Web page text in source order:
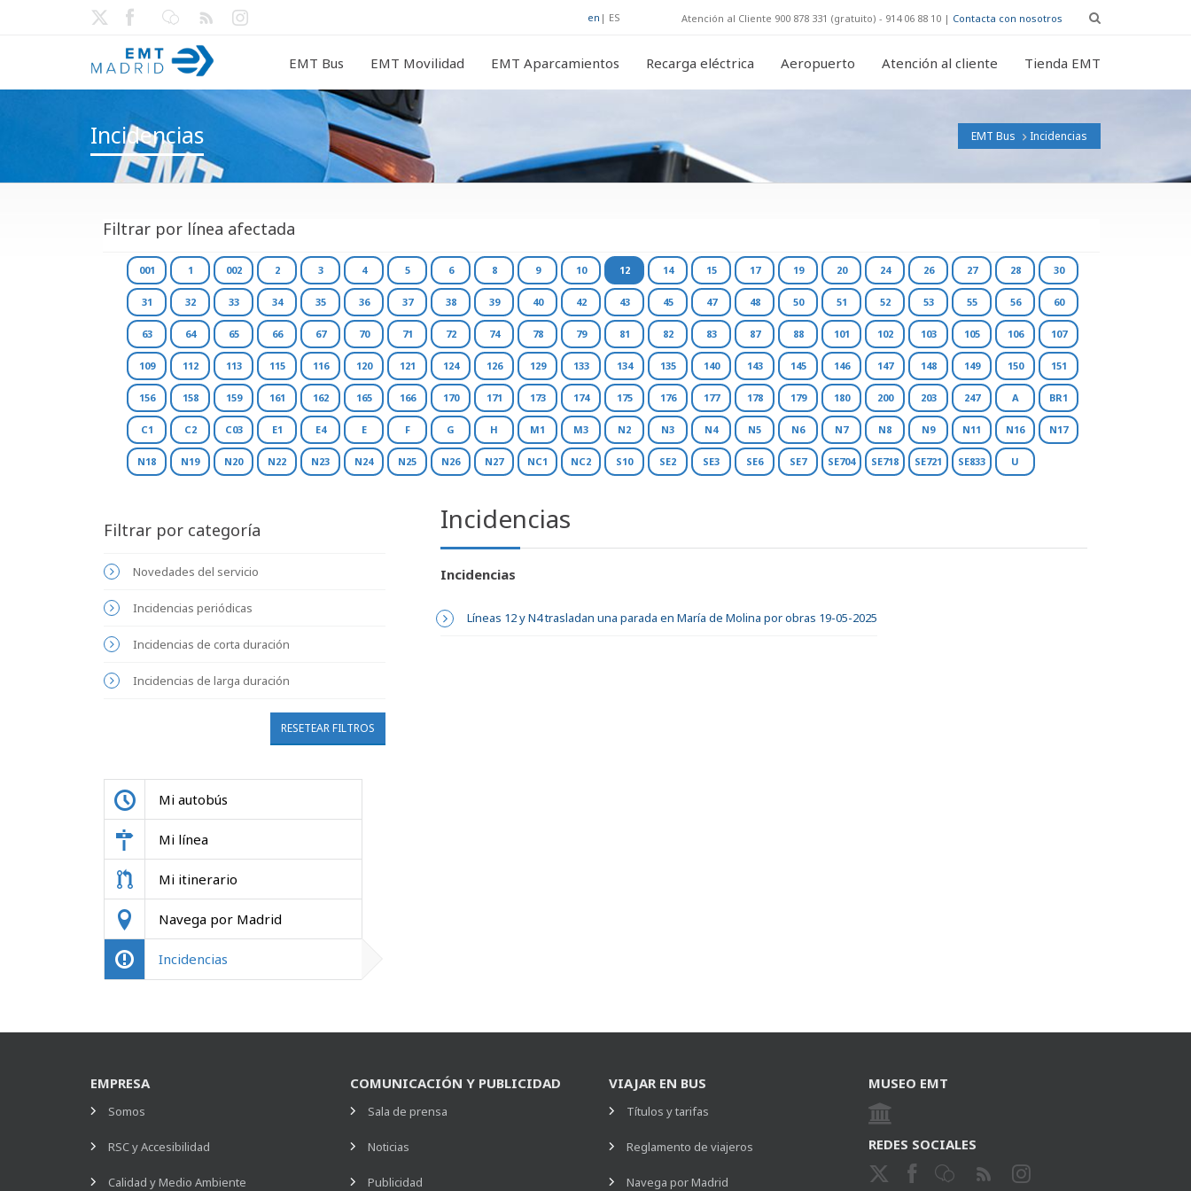
en | ES Atención al Cliente 900 878 331 (gratuito) - 914 06 88 10 | Contacta con nosotros
EMT Bus EMT Movilidad EMT Aparcamientos Recarga eléctrica Aeropuerto Atención al cliente Tienda EMT
Incidencias EMT Bus Incidencias
Filtrar por línea afectada
001 1 002 2 3 4 5 6 8 9 10 12 14 15 17 19 20 24 26 27 28 30
31 32 33 34 35 36 37 38 39 40 42 43 45 47 48 50 51 52 53 55 56 60
63 64 65 66 67 70 71 72 74 78 79 81 82 83 87 88 101 102 103 105 106 107
109 112 113 115 116 120 121 124 126 129 133 134 135 140 143 145 146 147 148 149 150 151
156 158 159 161 162 165 166 170 171 173 174 175 176 177 178 179 180 200 203 247 A BR1
C1 C2 C03 E1 E4 E F G H M1 M3 N2 N3 N4 N5 N6 N7 N8 N9 N11 N16 N17
N18 N19 N20 N22 N23 N24 N25 N26 N27 NC1 NC2 S10 SE2 SE3 SE6 SE7 SE704 SE718 SE721 SE833 U
Filtrar por categoría
Novedades del servicio
Incidencias periódicas
Incidencias de corta duración
Incidencias de larga duración
RESETEAR FILTROS
Mi autobús
Mi línea
Mi itinerario
Navega por Madrid
Incidencias
Incidencias
Incidencias
Líneas 12 y N4 trasladan una parada en María de Molina por obras 19-05-2025
EMPRESA
Somos
RSC y Accesibilidad
Calidad y Medio Ambiente
COMUNICACIÓN Y PUBLICIDAD
Sala de prensa
Noticias
Publicidad
VIAJAR EN BUS
Títulos y tarifas
Reglamento de viajeros
Navega por Madrid
MUSEO EMT
REDES SOCIALES